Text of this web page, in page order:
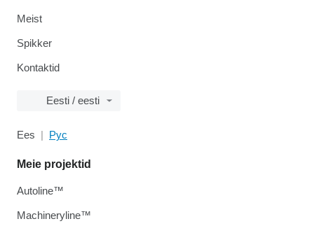
Meist
Spikker
Kontaktid
Eesti / eesti
Ees Рус
Meie projektid
Autoline™
Machineryline™